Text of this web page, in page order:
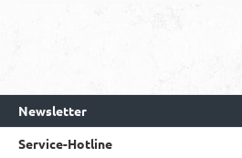
Newsletter
Service-Hotline